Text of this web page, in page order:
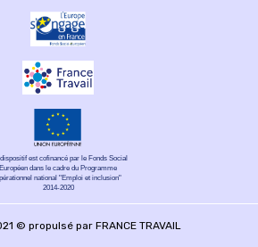
est cofinancé par le Fonds Social
Européen dans le cadre du Programme
national "Emploi et inclusion"
2014-2020
© propulsé par FRANCE TRAVAIL